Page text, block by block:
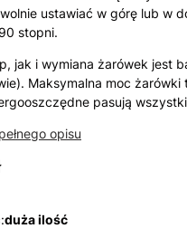
ustawiać w górę lub w
stopni.
jak i wymiana żarówek jest
Maksymalna moc
pasują
opisu
duża ilość